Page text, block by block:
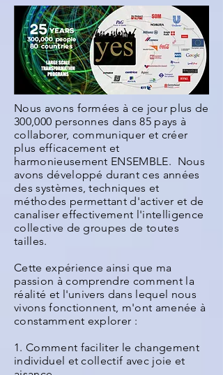
Nous avons formées à ce jour plus de
300,000 personnes dans 85 pays à
collaborer, communiquer et créer
plus efficacement et
harmonieusement ENSEMBLE. Nous
avons développé durant ces années
des systèmes, techniques et
méthodes permettant d'activer et de
canaliser effectivement l'intelligence
collective de groupes de toutes
tailles.
Cette expérience ainsi que ma
passion à comprendre comment la
réalité et l'univers dans lequel nous
vivons fonctionnent, m'ont amenée à
constamment explorer :
1. Comment faciliter le changement
individuel et collectif avec joie et